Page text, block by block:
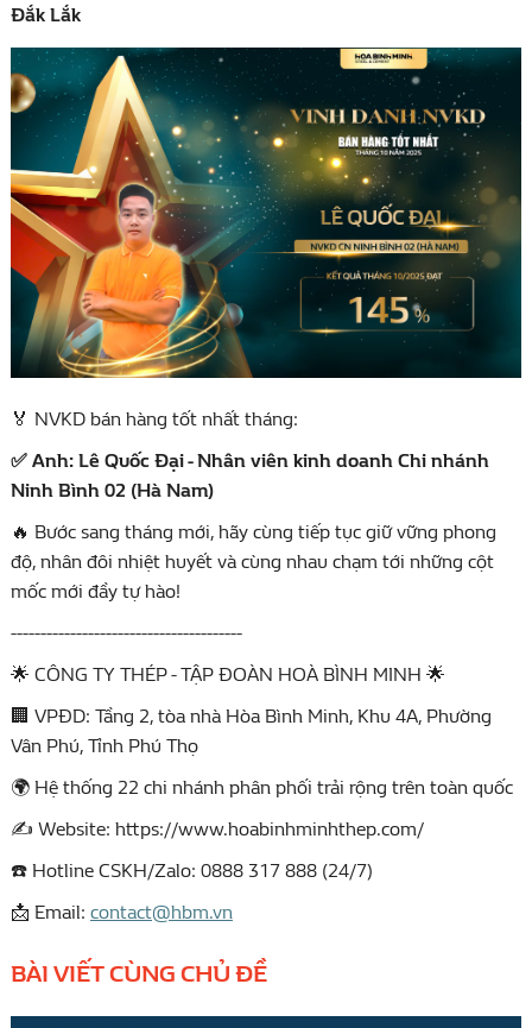
Đắk Lắk
🏅 NVKD bán hàng tốt nhất tháng:
✅Anh: Lê Quốc Đại - Nhân viên kinh doanh Chi nhánh
Ninh Bình 02 (Hà Nam)
🔥 Bước sang tháng mới, hãy cùng tiếp tục giữvững phong
độ, nhân đôi nhiệt huyết và cùng nhau chạm tới những cột
mốc mới đầy tựhào!
---------------------------------------
🌟 CÔNG TY THÉP - TẬP ĐOÀN HOÀ BÌNH MINH 🌟
🏢 VPĐD: Tầng 2, tòa nhà Hòa Bình Minh, Khu 4A, Phường
Vân Phú, Tỉnh Phú Thọ
🌍Hệ thống 22 chi nhánh phân phối trải rộng trên toàn quốc
✍ ️ Website: https://www.hoabinhminhthep.com/
☎️ Hotline CSKH/Zalo: 0888 317 888 (24/7)
📩 Email: contact@hbm.vn
BÀI VIẾT CÙNG CHỦ ĐỀ